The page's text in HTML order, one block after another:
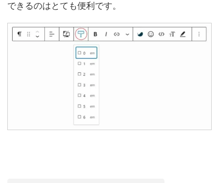
できるのはとても便利です。